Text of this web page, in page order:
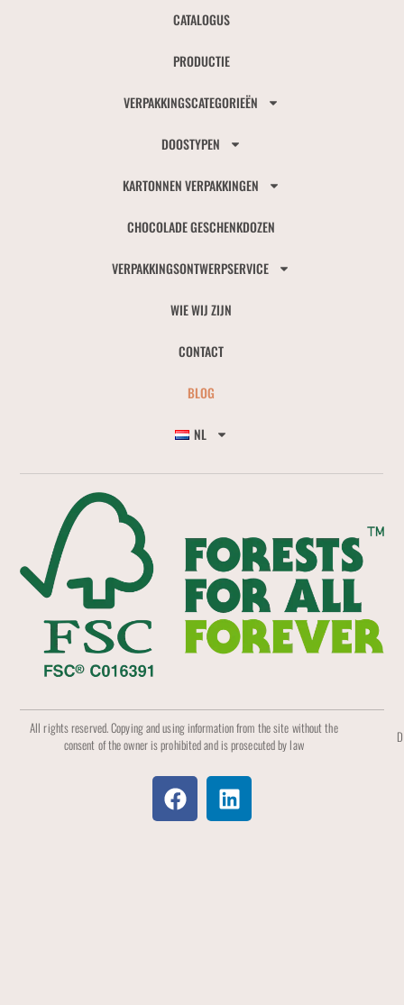
CATALOGUS
PRODUCTIE
VERPAKKINGSCATEGORIEËN
DOOSTYPEN
KARTONNEN VERPAKKINGEN
CHOCOLADE GESCHENKDOZEN
VERPAKKINGSONTWERPSERVICE
WIE WIJ ZIJN
CONTACT
BLOG
NL
All rights reserved. Copying and using information from the site without the
consent of the owner is prohibited and is prosecuted by law